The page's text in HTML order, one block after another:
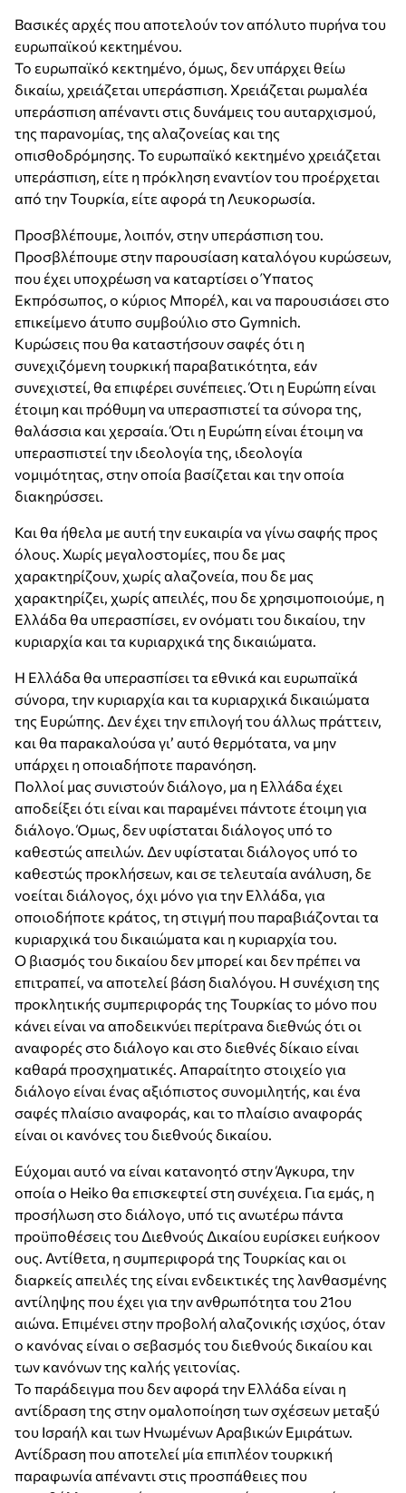
Βασικές αρχές που αποτελούν τον απόλυτο πυρήνα του
ευρωπαϊκού κεκτημένου.
Το ευρωπαϊκό κεκτημένο, όμως, δεν υπάρχει θείω
δικαίω, χρειάζεται υπεράσπιση. Χρειάζεται ρωμαλέα
υπεράσπιση απέναντι στις δυνάμεις του αυταρχισμού,
της παρανομίας, της αλαζονείας και της
οπισθοδρόμησης. Το ευρωπαϊκό κεκτημένο χρειάζεται
υπεράσπιση, είτε η πρόκληση εναντίον του προέρχεται
από την Τουρκία, είτε αφορά τη Λευκορωσία.
Προσβλέπουμε, λοιπόν, στην υπεράσπιση του.
Προσβλέπουμε στην παρουσίαση καταλόγου κυρώσεων,
που έχει υποχρέωση να καταρτίσει ο Ύπατος
Εκπρόσωπος, ο κύριος Μπορέλ, και να παρουσιάσει στο
επικείμενο άτυπο συμβούλιο στο Gymnich.
Κυρώσεις που θα καταστήσουν σαφές ότι η
συνεχιζόμενη τουρκική παραβατικότητα, εάν
συνεχιστεί, θα επιφέρει συνέπειες. Ότι η Ευρώπη είναι
έτοιμη και πρόθυμη να υπερασπιστεί τα σύνορα της,
θαλάσσια και χερσαία. Ότι η Ευρώπη είναι έτοιμη να
υπερασπιστεί την ιδεολογία της, ιδεολογία
νομιμότητας, στην οποία βασίζεται και την οποία
διακηρύσσει.
Και θα ήθελα με αυτή την ευκαιρία να γίνω σαφής προς
όλους. Χωρίς μεγαλοστομίες, που δε μας
χαρακτηρίζουν, χωρίς αλαζονεία, που δε μας
χαρακτηρίζει, χωρίς απειλές, που δε χρησιμοποιούμε, η
Ελλάδα θα υπερασπίσει, εν ονόματι του δικαίου, την
κυριαρχία και τα κυριαρχικά της δικαιώματα.
Η Ελλάδα θα υπερασπίσει τα εθνικά και ευρωπαϊκά
σύνορα, την κυριαρχία και τα κυριαρχικά δικαιώματα
της Ευρώπης. Δεν έχει την επιλογή του άλλως πράττειν,
και θα παρακαλούσα γι’ αυτό θερμότατα, να μην
υπάρχει η οποιαδήποτε παρανόηση.
Πολλοί μας συνιστούν διάλογο, μα η Ελλάδα έχει
αποδείξει ότι είναι και παραμένει πάντοτε έτοιμη για
διάλογο. Όμως, δεν υφίσταται διάλογος υπό το
καθεστώς απειλών. Δεν υφίσταται διάλογος υπό το
καθεστώς προκλήσεων, και σε τελευταία ανάλυση, δε
νοείται διάλογος, όχι μόνο για την Ελλάδα, για
οποιοδήποτε κράτος, τη στιγμή που παραβιάζονται τα
κυριαρχικά του δικαιώματα και η κυριαρχία του.
Ο βιασμός του δικαίου δεν μπορεί και δεν πρέπει να
επιτραπεί, να αποτελεί βάση διαλόγου. Η συνέχιση της
προκλητικής συμπεριφοράς της Τουρκίας το μόνο που
κάνει είναι να αποδεικνύει περίτρανα διεθνώς ότι οι
αναφορές στο διάλογο και στο διεθνές δίκαιο είναι
καθαρά προσχηματικές. Απαραίτητο στοιχείο για
διάλογο είναι ένας αξιόπιστος συνομιλητής, και ένα
σαφές πλαίσιο αναφοράς, και το πλαίσιο αναφοράς
είναι οι κανόνες του διεθνούς δικαίου.
Εύχομαι αυτό να είναι κατανοητό στην Άγκυρα, την
οποία ο Heiko θα επισκεφτεί στη συνέχεια. Για εμάς, η
προσήλωση στο διάλογο, υπό τις ανωτέρω πάντα
προϋποθέσεις του Διεθνούς Δικαίου ευρίσκει ευήκοον
ους. Αντίθετα, η συμπεριφορά της Τουρκίας και οι
διαρκείς απειλές της είναι ενδεικτικές της λανθασμένης
αντίληψης που έχει για την ανθρωπότητα του 21ου
αιώνα. Επιμένει στην προβολή αλαζονικής ισχύος, όταν
ο κανόνας είναι ο σεβασμός του διεθνούς δικαίου και
των κανόνων της καλής γειτονίας.
Το παράδειγμα που δεν αφορά την Ελλάδα είναι η
αντίδραση της στην ομαλοποίηση των σχέσεων μεταξύ
του Ισραήλ και των Ηνωμένων Αραβικών Εμιράτων.
Αντίδραση που αποτελεί μία επιπλέον τουρκική
παραφωνία απέναντι στις προσπάθειες που